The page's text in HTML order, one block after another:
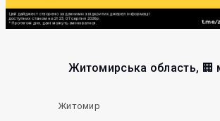
Житомирська область, 🏢
Житомир